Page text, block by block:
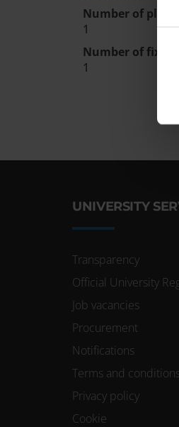
Number of places
1
Number of fixed-
1
UNIVERSITY
Transparency
Official University
Job vacancies
Procurement
Notifications
Terms and
Privacy policy
Cookie